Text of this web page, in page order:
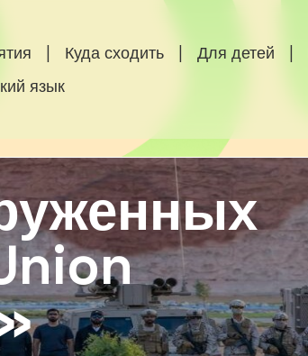
Куда сходить Для детей
язык